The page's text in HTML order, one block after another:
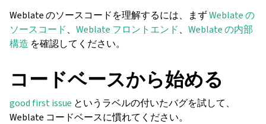
Weblate のソースコードを理解するには、まずWeblate の
ソースコード、 Weblate フロントエンド、 Weblate の内部
構造 を確認してください。
コードベースから始める
good first issue というラベルの付いたバグを試して、
Weblate コードベースに慣れてください。